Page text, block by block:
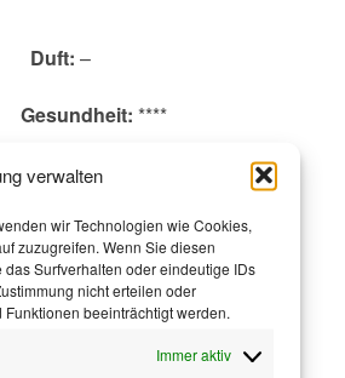
verwalten
wir Technologien wie Cookies,
zuzugreifen. Wenn Sie diesen
Surfverhalten oder eindeutige IDs
nicht erteilen oder
beeinträchtigt werden.
Immer aktiv
Duft: –
Gesundheit: ****
Züchter:Tantau 2013
starker erster Flor,
kann auch als kompakte